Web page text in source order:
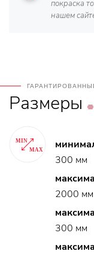
покраска
нашем
Размеры
300 мм
2000 мм
300 мм